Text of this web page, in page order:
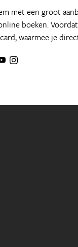
met een groot
boeken.
waarmee je